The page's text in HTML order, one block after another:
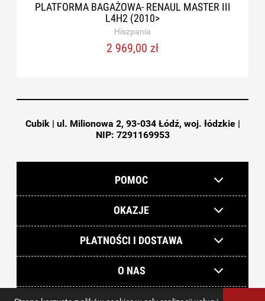
PLATFORMA BAGAŻOWA- RENAUL MASTER III
L4H2 (2010>
Hiszpania
2 969,00 zł
Cubik | ul. Milionowa 2, 93-034 Łódź, woj. łódzkie |
NIP: 7291169953
POMOC
OKAZJE
PŁATNOŚCI I DOSTAWA
O NAS